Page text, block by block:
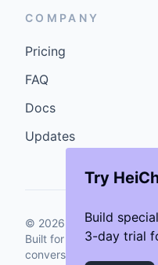
Try
Build
3-day trial
COMPANY
Pricing
FAQ
Docs
Updates
© 2026 GenCybers Inc.
Built for storefronts that
conversions.